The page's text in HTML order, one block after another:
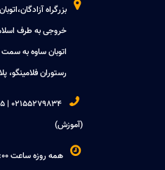

بزرگراه
خروجی به طرف
رستوران فلامینگو، پلاک 100 ، درب

(آموزش)
